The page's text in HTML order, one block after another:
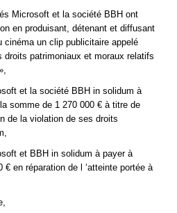
Microsoft et la société BBH ont
en produisant, détenant et diffusant
un clip publicitaire appelé
droits patrimoniaux et moraux relatifs
et la société BBH in solidum à
somme de 1 270 000 € à titre de
de la violation de ses droits
et BBH in solidum à payer à
en réparation de l ‘atteinte portée à